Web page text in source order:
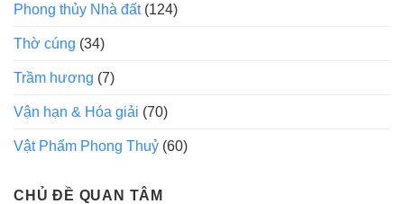
Phong thủy Nhà đất(124)
Thờ cúng (34)
Trầm hương (7)
Vận hạn & Hóa giải (70)
Vật Phẩm Phong Thuỷ (60)
CHỦ ĐỀ QUAN TÂM